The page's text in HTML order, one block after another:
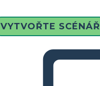
VYTVOŘTE SCÉNÁŘ